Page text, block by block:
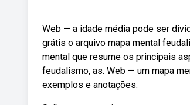
Web — a idade média pode ser
grátis o arquivo mapa mental
mental que resume os principais
feudalismo, as. Web — um mapa
exemplos e anotações.